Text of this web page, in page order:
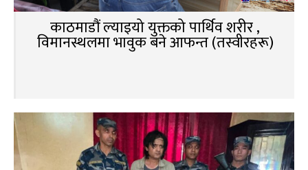
काठमाडौं ल्याइयो युक्तको पार्थिव शरीर ,
विमानस्थलमा भावुक बने आफन्त (तस्वीरहरू)